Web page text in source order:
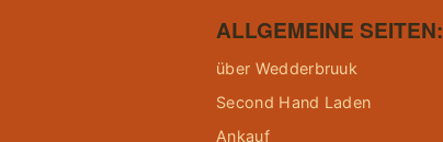
ALLGEMEINE SEITEN:
über Wedderbruuk
Second Hand Laden
Ankauf